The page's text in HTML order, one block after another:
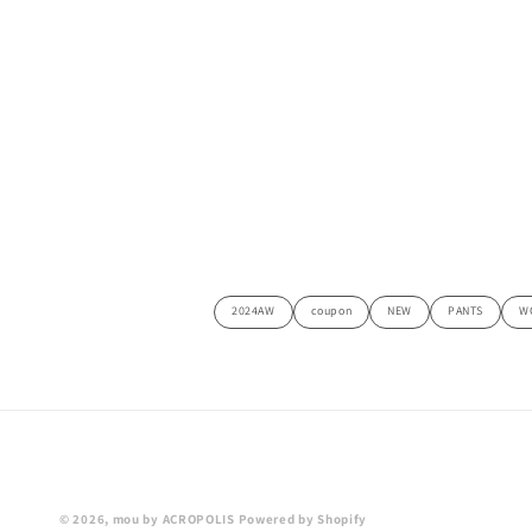
2024AW coupon NEW PANTS
© 2026, mou by ACROPOLIS Powered by Shopify